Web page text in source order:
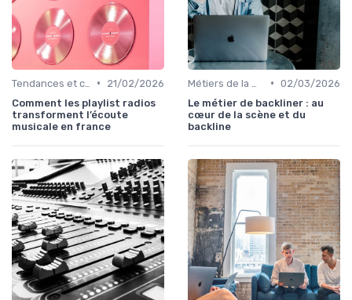
•
21/02/2026
Comment les playlist radios
transforment l’écoute
musicale en france
• 02/03/2026
Le métier de backliner : au
cœur de la scène et du
backline